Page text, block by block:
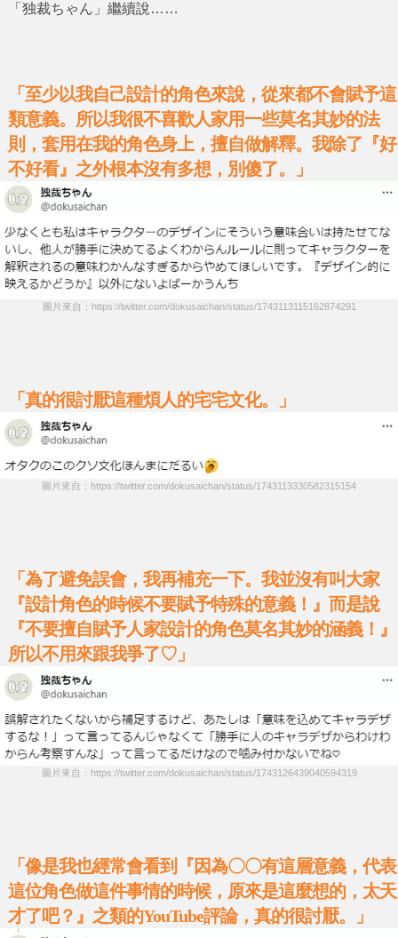
「独裁ちゃん」 繼續說……
「至少以我自己設計的角色來說，從來都不會賦予這
類意義。所以我很不喜歡人家用一些莫名其妙的法
則，套用在我的角色身上，擅自做解釋。我除了『好
不好看』之外根本沒有多想，別傻了。」
圖片來自：https://twitter.com/dokusaichan/status/1743113115162874291
「真的很討厭這種煩人的宅宅文化。」
圖片來自：https://twitter.com/dokusaichan/status/1743113330582315154
「為了避免誤會，我再補充一下。我並沒有叫大家
『設計角色的時候不要賦予特殊的意義！』而是說
『不要擅自賦予人家設計的角色莫名其妙的涵義！』
所以不用來跟我爭了♡」
圖片來自：https://twitter.com/dokusaichan/status/1743126439040594319
「像是我也經常會看到『因為〇〇有這層意義，代表
這位角色做這件事情的時候，原來是這麼想的，太天
才了吧？』之類的YouTube評論，真的很討厭。」